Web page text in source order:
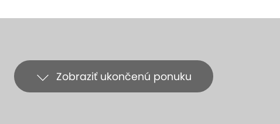
Zobraziť ukončenú ponuku